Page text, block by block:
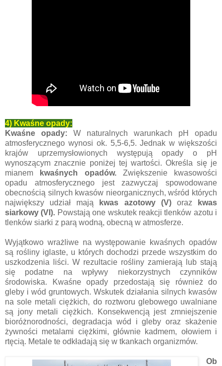
4) Kwaśne opady:
Kwaśne opady: W naturalnych warunkach pH opadu
atmosferycznego wynosi ok. 5,5-6,5. Jednak w większości
krajów uprzemysłowionych występują opady o pH
wynoszącym znacznie poniżej tej wartości. Określa się je
mianem
kwaśnych opadów. Zwiększenie kwasowości
opadu atmosferycznego jest zazwyczaj spowodowane
obecnością silnych kwasów nieorganicznych, wśród których
największy udział mają
kwas azotowy (V) oraz
kwas
siarkowy (VI). Powstają one wskutek reakcji tlenków azotu i
tlenków siarki z parą wodną, obecną w atmosferze.
Wyjątkowo wrażliwe na występowanie kwaśnych opadów
są rośliny iglaste, u których dochodzi przede wszystkim do
uszkodzenia liści. W rezultacie rośliny zamierają lub stają
się podatne na wpływy niekorzystnych czynników
środowiska. Kwaśne opady przedostają się również do
gleby i wód gruntowych. Wskutek działania silnych kwasów
na sole metali ciężkich, do roztworu glebowego uwalniane
są jony metali ciężkich. Konsekwencją jest zmniejszenie
bioróżnorodności, degradacja wód i gleby oraz skażenie
żywności metalami ciężkimi, głównie kadmem, ołowiem i
rtęcią. Metale te odkładają się w tkankach organizmów.
Ob